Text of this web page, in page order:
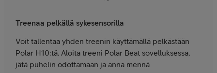
Treenaa pelkällä sykesensorilla
Voit tallentaa yhden treenin käyttämällä pelkästään
Polar H10:tä. Aloita treeni Polar Beat sovelluksessa,
jätä puhelin odottamaan ja anna mennä